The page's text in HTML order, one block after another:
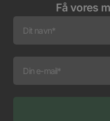
Få vores